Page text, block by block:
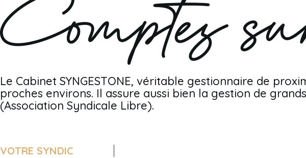
Demande de devis
Le Cabinet SYNGESTONE, véritable gestionnaire de
proches environs. Il assure aussi bien la gestion de
(Association Syndicale Libre).
VOTRE SYNDIC